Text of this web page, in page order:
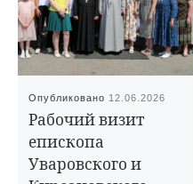
Опубликовано 12.06.2026
Рабочий визит
епископа
Уваровского и